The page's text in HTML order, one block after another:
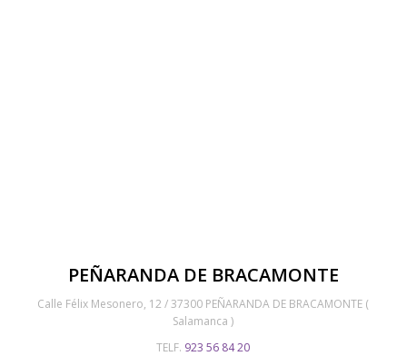
PEÑARANDA DE BRACAMONTE
Calle Félix Mesonero, 12 / 37300 PEÑARANDA DE BRACAMONTE (
Salamanca )
TELF. 923 56 84 20